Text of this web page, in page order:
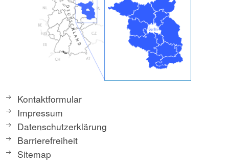
Kontaktformular
Impressum
Datenschutzerklärung
Barrierefreiheit
Sitemap